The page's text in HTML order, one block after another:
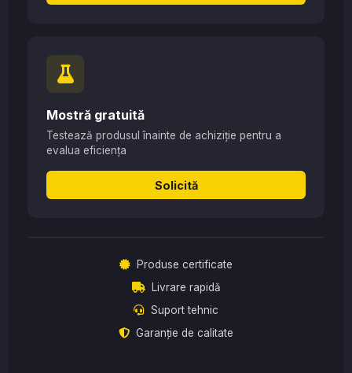
Mostră gratuită
Testează produsul înainte de achiziție pentru a
evalua eficiența
Solicită
Produse certificate
Livrare rapidă
Suport tehnic
Garanție de calitate